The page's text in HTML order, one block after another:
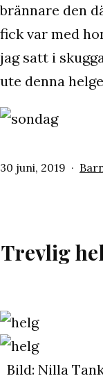
brännare den
fick var med
jag satt i
ute denna
Publicerat
30 juni, 2019
Trevlig
Bild: Nilla